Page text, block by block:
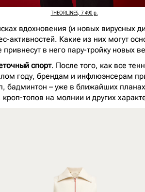
THEORLINES, 7 490 р.
вдохновения (и новых вирусных
активностей. Какие из них могут
привнесут в него пару-тройку новых
спорт. После того, как все
году, брендам и инфлюэнсерам
бадминтон – уже в ближайших
кроп-топов на молнии и других